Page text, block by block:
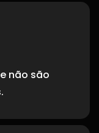
não são